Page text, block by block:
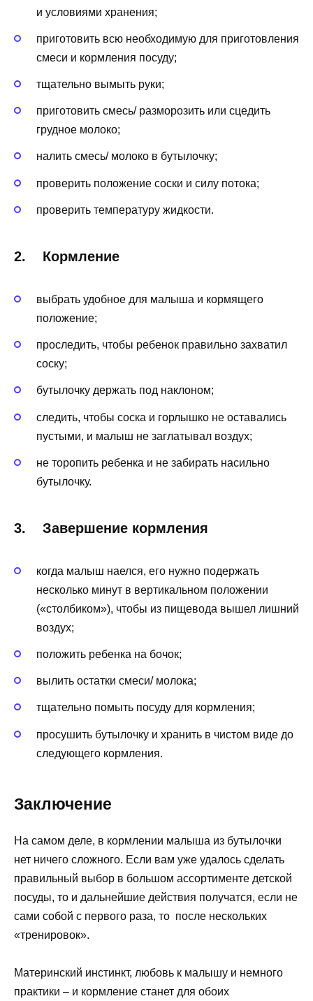
и условиями хранения;
приготовить всю необходимую для приготовления
смеси и кормления посуду;
тщательно вымыть руки;
приготовить смесь/ разморозить или сцедить
грудное молоко;
налить смесь/ молоко в бутылочку;
проверить положение соски и силу потока;
проверить температуру жидкости.
2. Кормление
выбрать удобное для малыша и кормящего
положение;
проследить, чтобы ребенок правильно захватил
соску;
бутылочку держать под наклоном;
следить, чтобы соска и горлышко не оставались
пустыми, и малыш не заглатывал воздух;
не торопить ребенка и не забирать насильно
бутылочку.
3. Завершение кормления
когда малыш наелся, его нужно подержать
несколько минут в вертикальном положении
(«столбиком»), чтобы из пищевода вышел лишний
воздух;
положить ребенка на бочок;
вылить остатки смеси/ молока;
тщательно помыть посуду для кормления;
просушить бутылочку и хранить в чистом виде до
следующего кормления.
Заключение
На самом деле, в кормлении малыша из бутылочки
нет ничего сложного. Если вам уже удалось сделать
правильный выбор в большом ассортименте детской
посуды, то и дальнейшие действия получатся, если не
сами собой с первого раза, то после нескольких
«тренировок».
Материнский инстинкт, любовь к малышу и немного
практики – и кормление станет для обоих